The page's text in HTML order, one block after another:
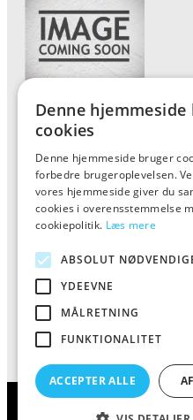
Forside
Vis alle produkter
Kontakt
Oversigt artikler
ALFA
Tlf: 7876 8672
Mail:info@al-fa.dk
Denne hjemmeside
cookies
Denne hjemmeside bruger
forbedre brugeroplevelsen.
vores hjemmeside giver du
cookies i overensstemmelse
cookiepolitik. Læs mere
ABSOLUT
YDEEVNE
MÅLRETNING
FUNKTIONALITET
ACCEPTER ALLE